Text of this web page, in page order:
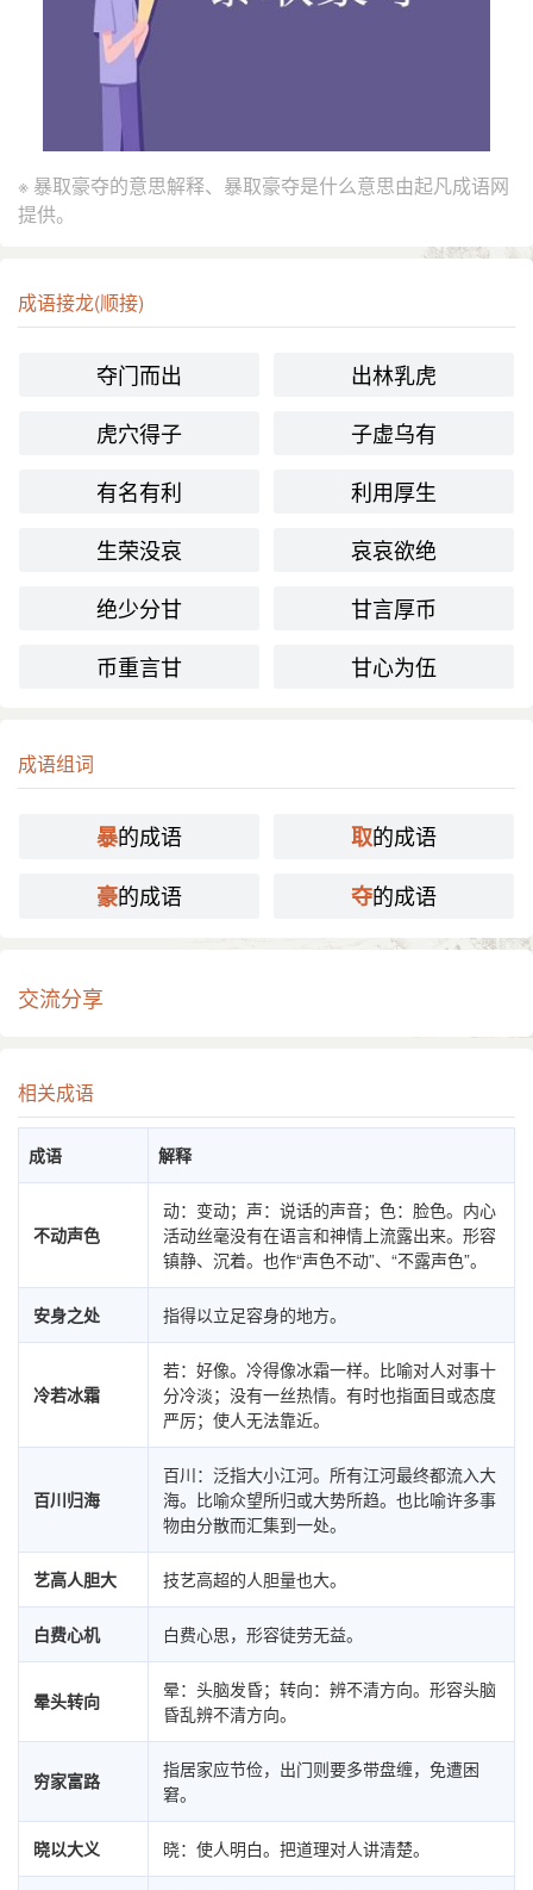
※ 暴取豪夺的意思解释、暴取豪夺是什么意思由起凡成语网
提供。
成语接龙(顺接)
夺门而出
出林乳虎
虎穴得子
子虚乌有
有名有利
利用厚生
生荣没哀
哀哀欲绝
绝少分甘
甘言厚币
币重言甘
甘心为伍
成语组词
暴的成语 取的成语
豪的成语 夺的成语
交流分享
相关成语
成语 解释
不动声色
动：变动；声：说话的声音；色：脸色。内心
活动丝毫没有在语言和神情上流露出来。形容
镇静、沉着。也作“声色不动”、“不露声色”。
安身之处 指得以立足容身的地方。
冷若冰霜
若：好像。冷得像冰霜一样。比喻对人对事十
分冷淡；没有一丝热情。有时也指面目或态度
严厉；使人无法靠近。
百川归海
百川：泛指大小江河。所有江河最终都流入大
海。比喻众望所归或大势所趋。也比喻许多事
物由分散而汇集到一处。
艺高人胆大 技艺高超的人胆量也大。
白费心机 白费心思，形容徒劳无益。
晕头转向
晕：头脑发昏；转向：辨不清方向。形容头脑
昏乱辨不清方向。
穷家富路
指居家应节俭，出门则要多带盘缠，免遭困
窘。
晓以大义 晓：使人明白。把道理对人讲清楚。